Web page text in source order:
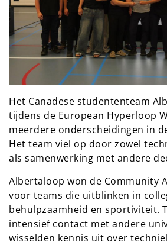
Het Canadese studententeam
tijdens de European Hyperloop
meerdere onderscheidingen in
Het team viel op door zowel
als samenwerking met andere
Albertaloop won de Community
voor teams die uitblinken in
behulpzaamheid en sportiviteit.
intensief contact met andere
wisselden kennis uit over